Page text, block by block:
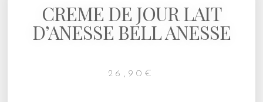
CREME DE JOUR LAIT
D’ANESSE BELL ANESSE
26,90 €